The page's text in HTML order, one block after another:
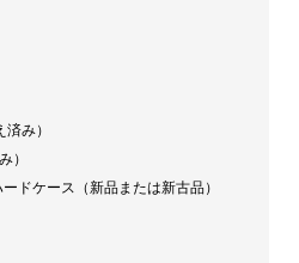
み）
）
ドケース（新品または新古品）